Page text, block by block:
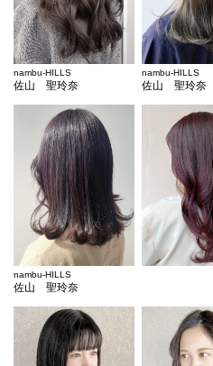
nambu-HILLS
佐山 聖玲奈
nambu-HILLS
佐山 聖玲奈
nambu-HILLS
佐山 聖玲奈